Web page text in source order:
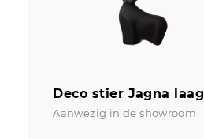
Deco stier Jagna laag
Aanwezig in de showroom